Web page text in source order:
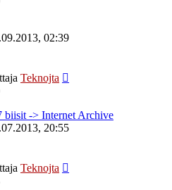
02:39
Teknojta
biisit -> Internet Archive
20:55
Teknojta